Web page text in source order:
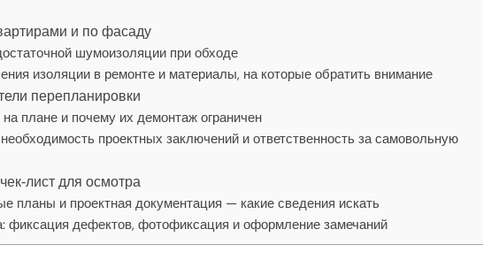
и по фасаду
шумоизоляции при обходе
изоляции в ремонте и материалы, на которые обратить внимание
перепланировки
плане и почему их демонтаж ограничен
проектных заключений и ответственность за самовольную
для осмотра
планы и проектная документация — какие сведения искать
фиксация дефектов, фотофиксация и оформление замечаний